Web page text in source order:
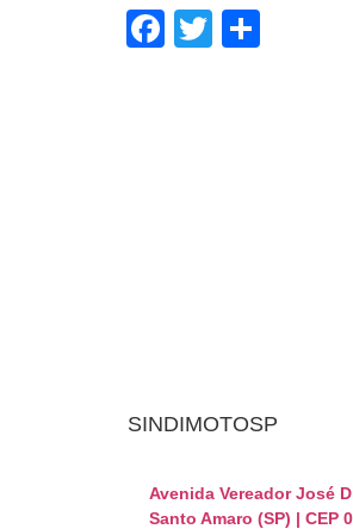
Facebook
Twitter
SINDIMOTOSP
Avenida Vereador José
Santo Amaro (SP) | CEP